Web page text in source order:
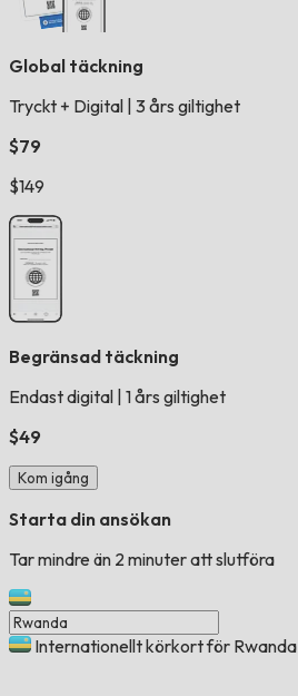
Global täckning
Tryckt + Digital 3 års giltighet
$79
$149
Begränsad täckning
Endast digital 1 års giltighet
$49
Kom igång
Starta din ansökan
Tar mindre än 2 minuter att slutföra
Internationellt körkort för Rwanda